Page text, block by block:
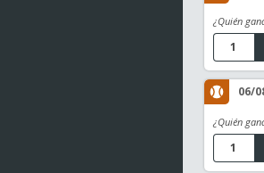
¿Quién
1
06/
¿Quién
1